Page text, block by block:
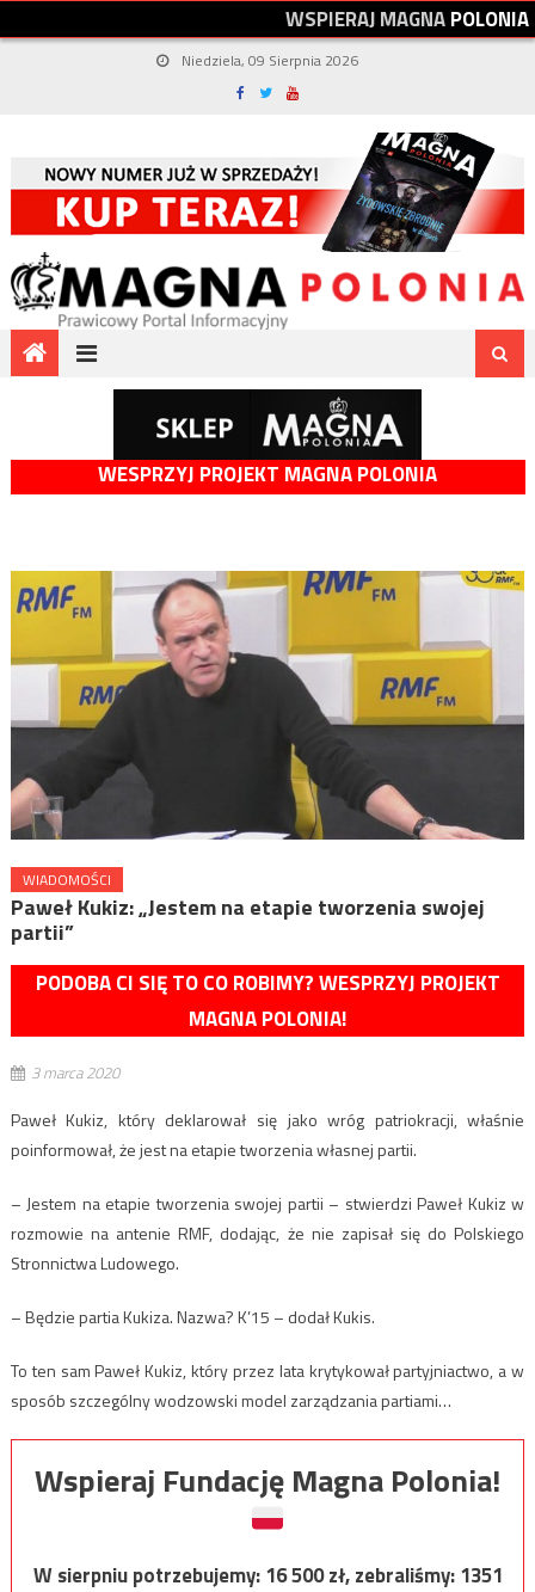
WSPIERAJMAGNAPOLONIA
Niedziela, 09 Sierpnia 2026
WESPRZYJ PROJEKT MAGNA POLONIA
WIADOMOŚCI
Paweł Kukiz: „Jestem na etapie tworzenia swojej
partii”
PODOBA CI SIĘ TO CO ROBIMY? WESPRZYJ PROJEKT
MAGNA POLONIA!
3 marca 2020
Paweł Kukiz, który deklarował się jako wróg patriokracji, właśnie
poinformował, że jest na etapie tworzenia własnej partii.
– Jestem na etapie tworzenia swojej partii – stwierdzi Paweł Kukiz w
rozmowie na antenie RMF, dodając, że nie zapisał się do Polskiego
Stronnictwa Ludowego.
– Będzie partia Kukiza. Nazwa? K’15 – dodał Kukis.
To ten sam Paweł Kukiz, który przez lata krytykował partyjniactwo, a w
sposób szczególny wodzowski model zarządzania partiami…
Wspieraj Fundację Magna Polonia!
W sierpniu potrzebujemy:16 500zł, zebraliśmy:1351